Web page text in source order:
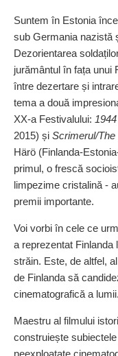
Suntem în Estonia
sub Germania nazistă
Dezorientarea
jurământul în fața unui
între dezertare și
tema a două
XX‑a Festivalului: 1944
2015) și Scrimerul/The
Härö
primul, o frescă
limpezime cristalină -
premii importante.
Voi vorbi în cele ce
a reprezentat Finlanda
străin. Este, de altfel,
de Finlanda să
cinematografică a lumii.
Maestru al filmului
construiește
neexploatate